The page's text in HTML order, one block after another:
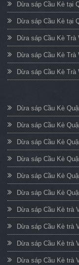
Dừa sáp Cầu Kè tại
Dừa sáp Cầu Kè tại
Dừa sáp Cầu Kè Trà
Dừa sáp Cầu Kè Trà
Dừa sáp Cầu Kè
Dừa sáp Cầu Kè
Dừa sáp Cầu Kè
Dừa sáp Cầu Kè
Dừa sáp Cầu Kè
Dừa sáp Cầu Kè
Dừa sáp Cầu Kè
Dừa sáp Cầu Kè trà
Dừa sáp Cầu Kè trà
Dừa sáp Cầu Kè trà
Dừa sáp Cầu Kè trà